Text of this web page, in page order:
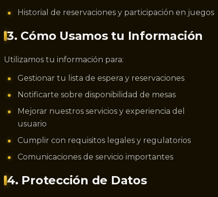
Historial de reservaciones y participación en juegos
3. Cómo Usamos tu Información
Utilizamos tu información para:
Gestionar tu lista de espera y reservaciones
Notificarte sobre disponibilidad de mesas
Mejorar nuestros servicios y experiencia del
usuario
Cumplir con requisitos legales y regulatorios
Comunicaciones de servicio importantes
4. Protección de Datos